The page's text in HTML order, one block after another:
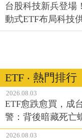
台股科技新兵登場
動式ETF布局科技
ETF ‧ 熱門排行
2026.08.03
ETF愈跌愈買，成
警：背後暗藏死亡
2026.08.03